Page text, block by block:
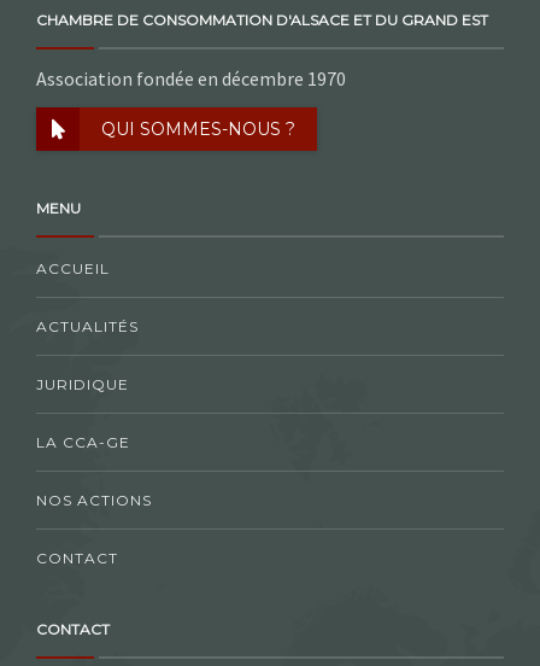
CHAMBRE DE CONSOMMATION D'ALSACE ET DU GRAND EST
Association fondée en décembre 1970
QUI SOMMES-NOUS ?
MENU
ACCUEIL
ACTUALITÉS
JURIDIQUE
LA CCA-GE
NOS ACTIONS
CONTACT
CONTACT